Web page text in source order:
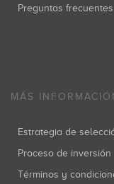
Preguntas frecuentes
MÁS
Estrategia de
Proceso de inversión
Términos y